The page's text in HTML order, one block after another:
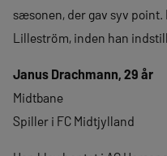
sæsonen, der gav syv
Lilleström, inden han
Janus Drachmann, 29 år
Midtbane
Spiller i FC Midtjylland